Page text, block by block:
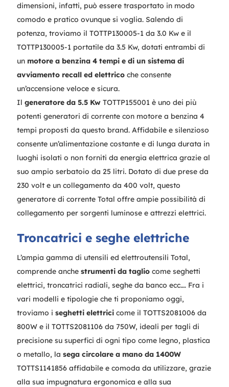
dimensioni, infatti, può essere trasportato in modo
comodo e pratico ovunque si voglia. Salendo di
potenza, troviamo il TOTTP130005-1 da 3.0 Kw e il
TOTTP130005-1 portatile da 3.5 Kw, dotati entrambi di
un motore a benzina 4 tempi e di un sistema di
avviamento recall ed elettricoche consente
un’accensione veloce e sicura.
Il generatore da 5.5 KwTOTTP155001 è uno dei più
potenti generatori di corrente con motore a benzina 4
tempi proposti da questo brand. Affidabile e silenzioso
consente un’alimentazione costante e di lunga durata in
luoghi isolati o non forniti da energia elettrica grazie al
suo ampio serbatoio da 25 litri. Dotato di due prese da
230 volt e un collegamento da 400 volt, questo
generatore di corrente Total offre ampie possibilità di
collegamento per sorgenti luminose e attrezzi elettrici.
Troncatrici e seghe elettriche
L’ampia gamma di utensili ed elettroutensili Total,
comprende anche strumenti da tagliocome seghetti
elettrici, troncatrici radiali, seghe da banco ecc…. Fra i
vari modelli e tipologie che ti proponiamo oggi,
troviamo i seghetti elettrici come il TOTTS2081006 da
800W e il TOTTS2081106 da 750W, ideali per tagli di
precisione su superfici di ogni tipo come legno, plastica
o metallo, la sega circolare a mano da 1400W
TOTTS1141856 affidabile e comoda da utilizzare, grazie
alla sua impugnatura ergonomica e alla sua